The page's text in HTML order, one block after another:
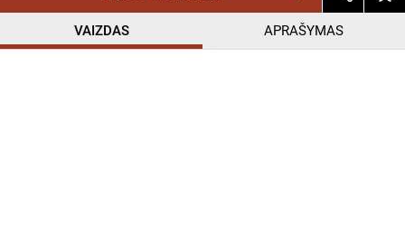
VAIZDAS APRAŠYMAS